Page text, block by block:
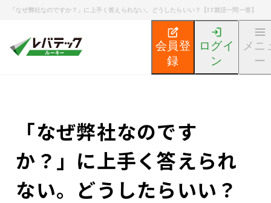
「なぜ弊社なのですか？」に上手く答えられない。どうしたらいい？【IT就活一問一答】
会員登
録
ログイ
ン
メニ
ー
エンジニア就活ノウハウ記事
「なぜ弊社なのです
か？」に上手く答えられ
ない。どうしたらいい？